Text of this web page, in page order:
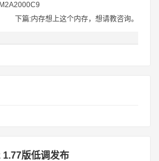
下篇:内存想上这个内存，想请教咨询。
版低调发布